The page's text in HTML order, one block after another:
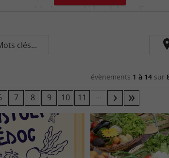
le
entre les odeurs et les couleurs qui se
de découvrir le secret de la
de vin à main. Rouge, parfois blanc et
!
clés...
évènements 1 à 14 sur
7 8 9 10 11